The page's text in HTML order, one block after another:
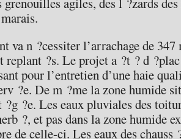
va n ?cessiter l’arrachage de 347
replant ?s. Le projet a ?t ? d
pour l’entretien d’une haie
?e. De m ?me la zone humide
?e. Les eaux pluviales des
?, et pas dans la zone humide
de celle-ci. Les eaux des chauss